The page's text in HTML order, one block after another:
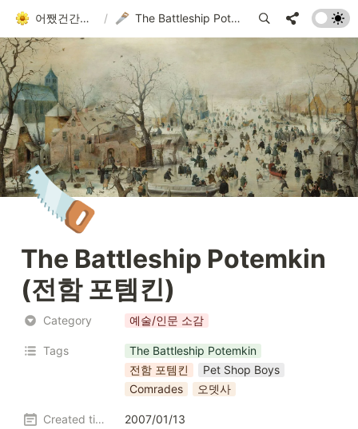
어쨌건간에 흘러가는 者 / The Battleship Potemkin (전함 포템킨)
🪚
The Battleship Potemkin
(전함 포템킨)
Category 예술/인문 소감
Tags
The Battleship Potemkin
전함 포템킨
Pet Shop Boys
Comrades
오뎃사
Created time 2007/01/13